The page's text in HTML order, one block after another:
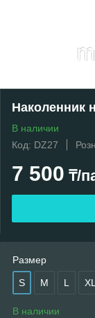
Наколенник
В наличии
Код: DZ27
7 500 ₸/
Размер
S M L XL
В наличии